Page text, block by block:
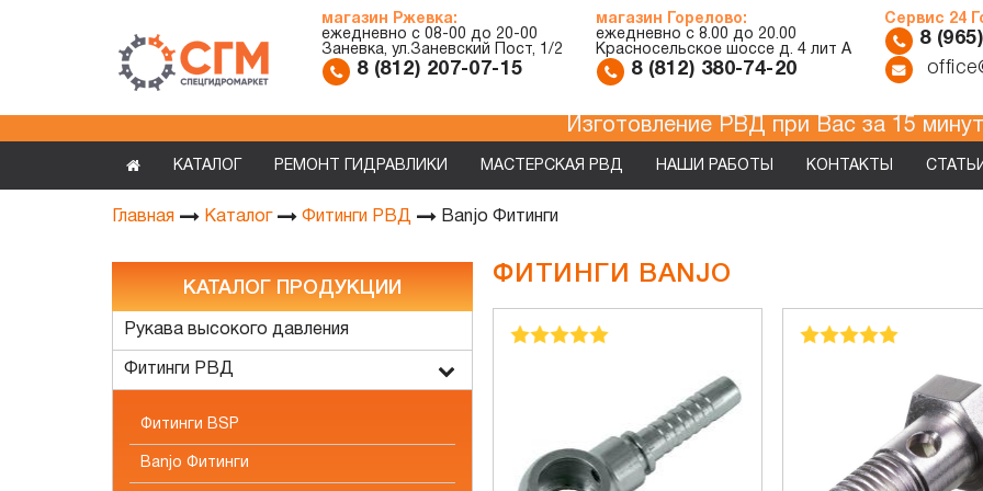
магазин Ржевка:
ежедневно с 08-00 до 20-00
Заневка, ул.Заневский Пост, 1/2
8 (812) 207-07-15
магазин Горелово:
ежедневно с 8.00 до 20.00
Красносельское шоссе д. 4 лит А
8 (812) 380-74-20
Сервис 24
8
Изготовление РВД при Вас за
КАТАЛОГ РЕМОНТ ГИДРАВЛИКИ МАСТЕРСКАЯ РВД НАШИ РАБОТЫ КОНТАКТЫ
Главная Каталог Фитинги РВД Banjo Фитинги
КАТАЛОГ ПРОДУКЦИИ
Рукава высокого давления
Фитинги РВД
Фитинги BSP
Banjo Фитинги
ФИТИНГИ BANJO